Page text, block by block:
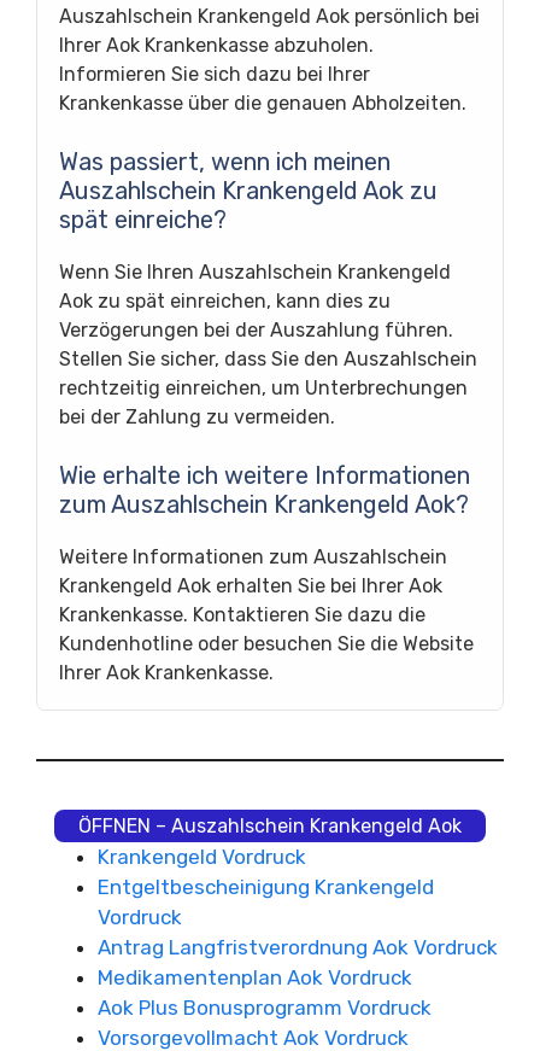
Auszahlschein Krankengeld Aok persönlich bei
Ihrer Aok Krankenkasse abzuholen.
Informieren Sie sich dazu bei Ihrer
Krankenkasse über die genauen Abholzeiten.
Was passiert, wenn ich meinen
Auszahlschein Krankengeld Aok zu
spät einreiche?
Wenn Sie Ihren Auszahlschein Krankengeld
Aok zu spät einreichen, kann dies zu
Verzögerungen bei der Auszahlung führen.
Stellen Sie sicher, dass Sie den Auszahlschein
rechtzeitig einreichen, um Unterbrechungen
bei der Zahlung zu vermeiden.
Wie erhalte ich weitere Informationen
zum Auszahlschein Krankengeld Aok?
Weitere Informationen zum Auszahlschein
Krankengeld Aok erhalten Sie bei Ihrer Aok
Krankenkasse. Kontaktieren Sie dazu die
Kundenhotline oder besuchen Sie die Website
Ihrer Aok Krankenkasse.
ÖFFNEN – Auszahlschein Krankengeld Aok
Krankengeld Vordruck
Entgeltbescheinigung Krankengeld
Vordruck
Antrag Langfristverordnung Aok Vordruck
Medikamentenplan Aok Vordruck
Aok Plus Bonusprogramm Vordruck
Vorsorgevollmacht Aok Vordruck